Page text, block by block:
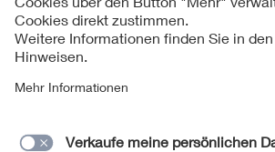
Kontakt
Impressum
© 2026 VDE Rhein-Main e. V.